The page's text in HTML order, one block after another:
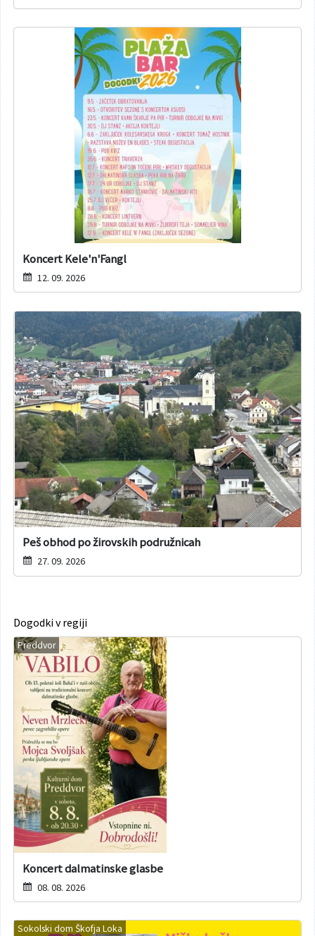
Koncert Kele'n'Fangl
12. 09. 2026
Peš obhod po žirovskih podružnicah
27. 09. 2026
Dogodki v regiji
Preddvor
Koncert dalmatinske glasbe
08. 08. 2026
Sokolski dom Škofja Loka